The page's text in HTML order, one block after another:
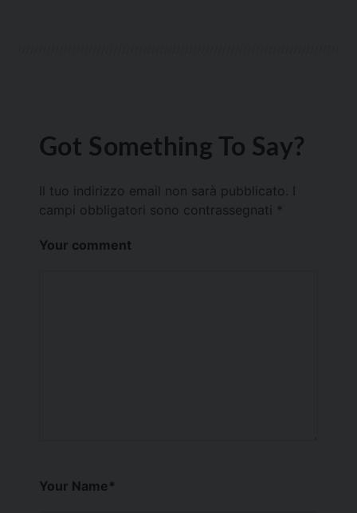
Got Something To Say?
Il tuo indirizzo email non sarà pubblicato.
campi obbligatori sono contrassegnati *
Your comment
Your Name*